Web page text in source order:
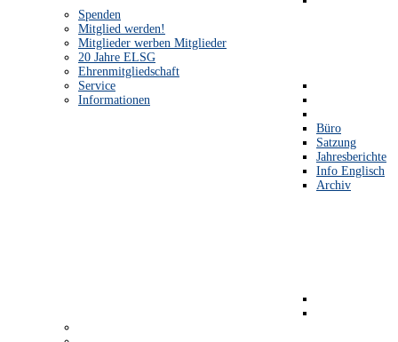
Spenden
Mitglied werden!
Mitglieder werben Mitglieder
20 Jahre ELSG
Ehrenmitgliedschaft
Service
Informationen
Büro
Satzung
Jahresberichte
Info Englisch
Archiv